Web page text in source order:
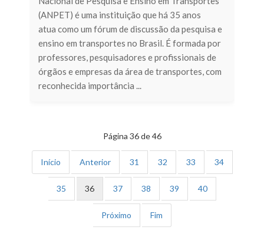
(ANPET) é uma instituição que há 35 anos
atua como um fórum de discussão da pesquisa e
ensino em transportes no Brasil. É formada por
professores, pesquisadores e profissionais de
órgãos e empresas da área de transportes, com
reconhecida importância ...
Página 36 de 46
Início Anterior 31 32 33 34
35 36 37 38 39 40
Próximo Fim